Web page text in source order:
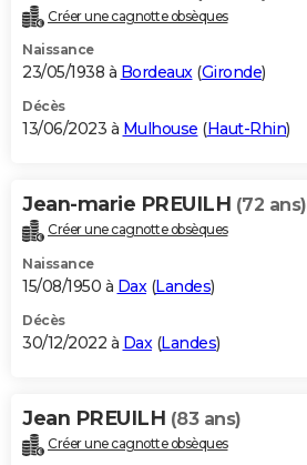
Créer une cagnotte obsèques
Naissance
23/05/1938 à Bordeaux(Gironde)
Décès
13/06/2023 à Mulhouse (Haut-Rhin)
Jean-marie PREUILH (72 ans)
Créer une cagnotte obsèques
Naissance
15/08/1950 à Dax(Landes)
Décès
30/12/2022 à Dax(Landes)
Jean PREUILH (83 ans)
Créer une cagnotte obsèques